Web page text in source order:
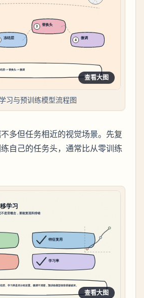
查看大图
习与预训练模型流程图
多但任务相近的视觉场景。先复
自己的任务头，通常比从零训练
查看大图